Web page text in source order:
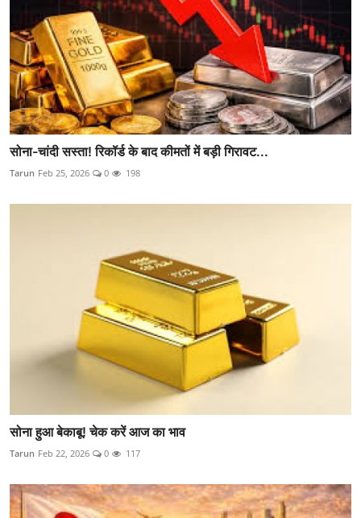
सोना-चांदी सस्ता! रिकॉर्ड के बाद कीमतों में बड़ी गिरावट...
Tarun Feb 25, 2026 0 198
सोना हुआ बेकाबू! चेक करें आज का भाव
Tarun Feb 22, 2026 0 117